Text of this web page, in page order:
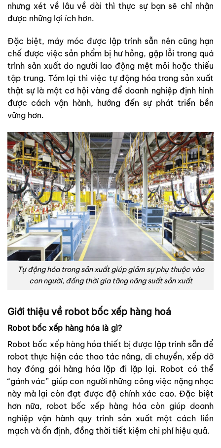
nhưng xét về lâu về dài thì thực sự bạn sẽ chỉ nhận
được những lợi ích hơn.
Đặc biệt, máy móc được lập trình sẵn nên cũng hạn
chế được việc sản phẩm bị hư hỏng, gặp lỗi trong quá
trình sản xuất do người lao động mệt mỏi hoặc thiếu
tập trung. Tóm lại thì việc tự động hóa trong sản xuất
thật sự là một cơ hội vàng để doanh nghiệp định hình
được cách vận hành, hướng đến sự phát triển bền
vững hơn.
Tự động hóa trong sản xuất giúp giảm sự phụ thuộc vào
con người, đồng thời gia tăng năng suất sản xuất
Giới thiệu về robot bốc xếp hàng hoá
Robot bốc xếp hàng hóa là gì?
Robot bốc xếp hàng hóa thiết bị được lập trình sẵn để
robot thực hiện các thao tác nâng, di chuyển, xếp dỡ
hay đóng gói hàng hóa lặp đi lặp lại. Robot có thể
“gánh vác” giúp con người những công việc nặng nhọc
này mà lại còn đạt được độ chính xác cao. Đặc biệt
hơn nữa, robot bốc xếp hàng hóa còn giúp doanh
nghiệp vận hành quy trình sản xuất một cách liền
mạch và ổn định, đồng thời tiết kiệm chi phí hiệu quả.